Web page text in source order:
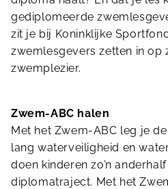
gediplomeerde
zit je bij Koninklijke
zwemlesgevers zetten in op
zwemplezier.
Zwem-ABC halen
Met het Zwem-ABC leg je
lang waterveiligheid en
doen kinderen zo’n
diplomatraject. Met het